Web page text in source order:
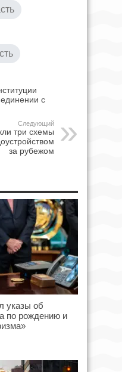
с
Следующий
три схемы
за рубежом
указы об
по рождению и